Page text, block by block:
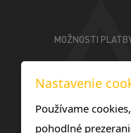
MOŽNOSTI
Nastavenie
Používame
pohodlné